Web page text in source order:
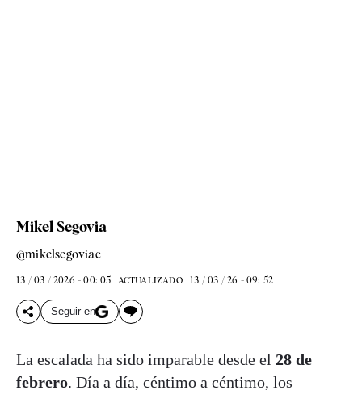
Mikel Segovia
@mikelsegoviac
13 / 03 / 2026 - 00: 05 ACTUALIZADO 13 / 03 / 26 - 09: 52
Seguir en
La escalada ha sido imparable desde el 28 de
febrero. Día a día, céntimo a céntimo, los